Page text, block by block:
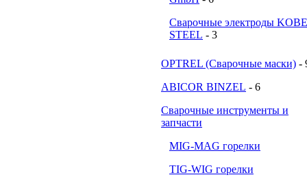
Сварочные электроды KOBE
STEEL - 3
OPTREL (Сварочные маски) -
ABICOR BINZEL - 6
Сварочные инструменты и
запчасти
MIG-MAG горелки
TIG-WIG горелки